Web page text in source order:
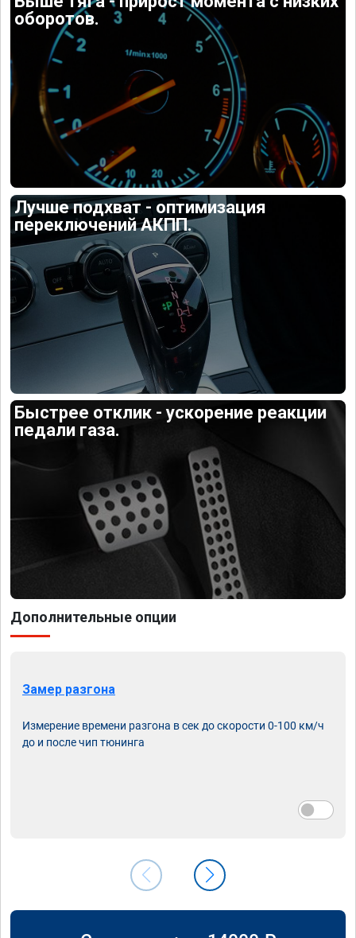
оборотов.
Лучше подхват - оптимизация
переключений АКПП.
Быстрее отклик - ускорение реакции
педали газа.
Дополнительные опции
Замер разгона
Измерение времени разгона в сек до скорости 0-100 км/ч
до и после чип тюнинга